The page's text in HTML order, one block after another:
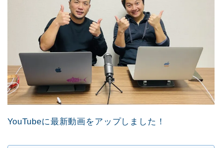
YouTubeに最新動画をアップしました！